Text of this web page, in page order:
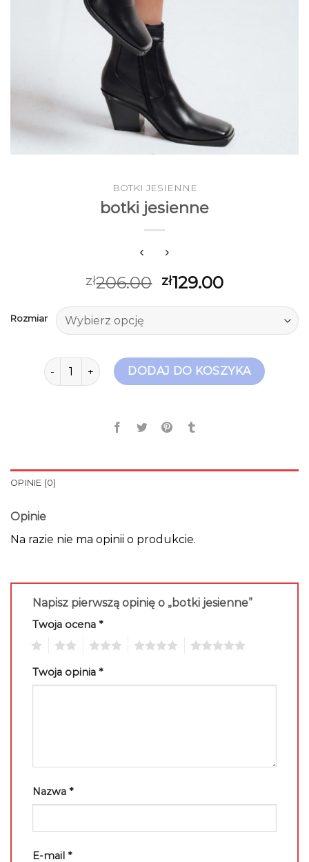
BOTKI JESIENNE
botki jesienne
zł206.00 zł129.00
Rozmiar
ilość botki jesienneDODAJ DO KOSZYKA
OPINIE (0)
Opinie
Na razie nie ma opinii o produkcie.
Napisz pierwszą opinię o „botki jesienne”
Twoja ocena *
Twoja opinia *
Nazwa *
E-mail *